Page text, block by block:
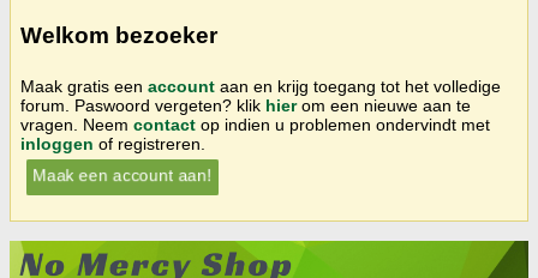
Welkom bezoeker
Maak gratis een account aan en krijg toegang tot het volledige
forum. Paswoord vergeten? klik hierom een nieuwe aan te
vragen. Neem contact op indien u problemen ondervindt met
inloggen of registreren.
Maak een account aan!